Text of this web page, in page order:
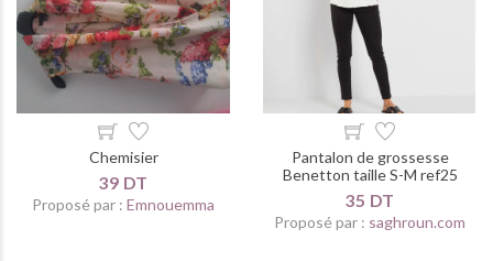
Chemisier
39 DT
Proposé par : Emnouemma
Pantalon de grossesse
Benetton taille S-M ref25
35 DT
Proposé par : saghroun.com